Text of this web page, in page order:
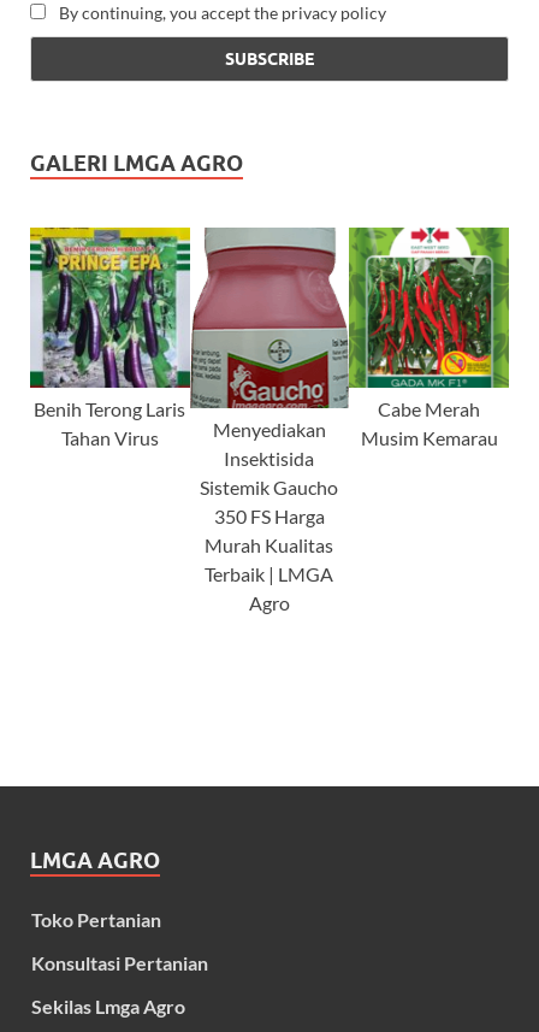
By continuing, you accept the privacy policy
GALERI LMGA AGRO
Benih Terong Laris
Tahan Virus
Menyediakan
Insektisida
Sistemik Gaucho
350 FS Harga
Murah Kualitas
Terbaik | LMGA
Agro
Cabe Merah
Musim Kemarau
LMGA AGRO
Toko Pertanian
Konsultasi Pertanian
Sekilas Lmga Agro